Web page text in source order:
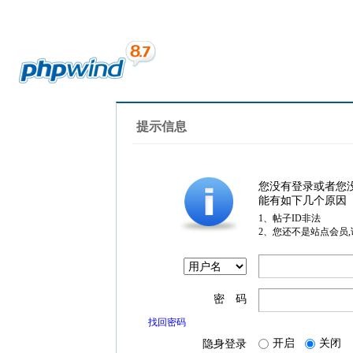
提示信息
您没有登录或者您
能有如下几个原因
1、帖子ID非法
2、您还不是站点会员
密 码
找回密码
隐身登录 开启 关闭